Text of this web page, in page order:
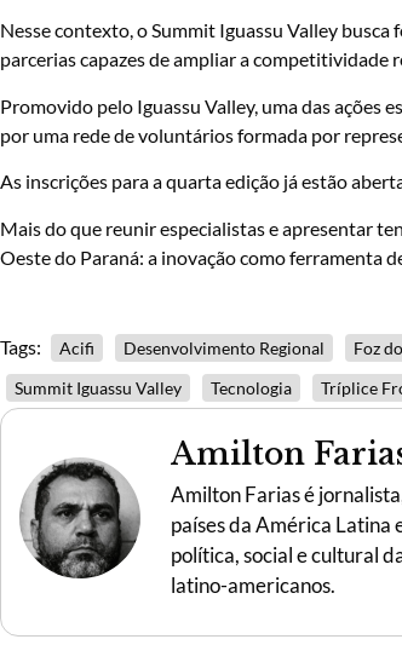
Nesse contexto, o Summit Iguassu Valley
parcerias capazes de ampliar a competitividade
Promovido pelo Iguassu Valley, uma das ações
por uma rede de voluntários formada por
As inscrições para a quarta edição já estão
Mais do que reunir especialistas e apresentar
Oeste do Paraná: a inovação como ferramenta
Tags: Acifi Desenvolvimento Regional Foz
Summit Iguassu Valley
Tecnologia Tríplice
Amilton
Amilton Farias é
países da América
política, social e cultural
latino-americanos.